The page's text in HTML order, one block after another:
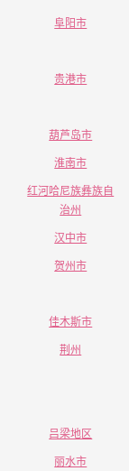
阜阳市
贵港市
葫芦岛市
淮南市
红河哈尼族彝族自
治州
汉中市
贺州市
佳木斯市
荆州
吕梁地区
丽水市